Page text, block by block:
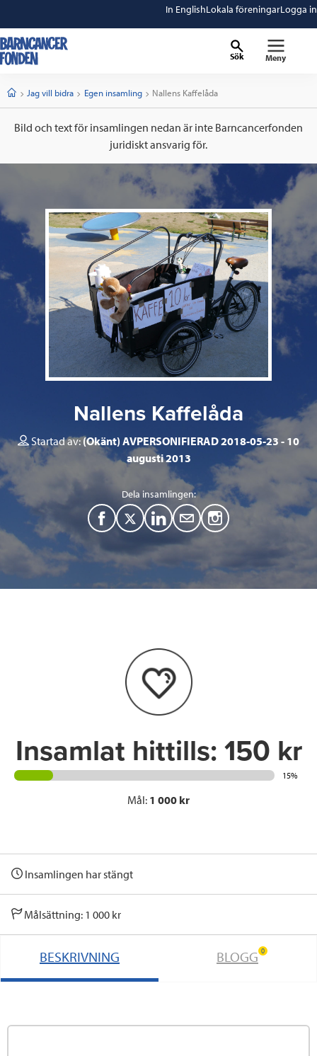
In EnglishLokala föreningarLogga in
Sök Meny
StartJag vill bidra Egen insamling Current:
Nallens Kaffelåda
Bild och text för insamlingen nedan är inte Barncancerfonden
juridiskt ansvarig för.
Nallens Kaffelåda
Startad av:(Okänt) AVPERSONIFIERAD 2018-05-23
10
augusti 2013
Dela insamlingen:
F
T
w
e
L
i
I
n
M
Insamlat hittills: 150 kr
15%
Mål: 1 000 kr
Insamlingen har stängt
Målsättning: 1 000 kr
BESKRIVNING BLOGG 0